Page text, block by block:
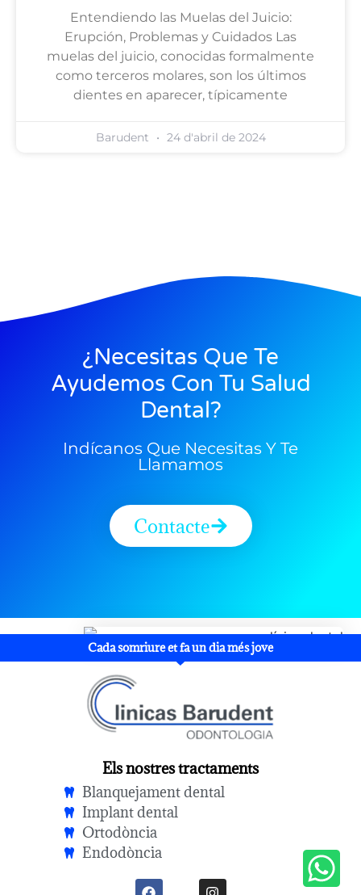
Entendiendo las Muelas del Juicio:
Erupción, Problemas y Cuidados Las
muelas del juicio, conocidas formalmente
como terceros molares, son los últimos
dientes en aparecer, típicamente
Barudent 24 d'abril de 2024
¿Necesitas Que Te
Ayudemos Con Tu Salud
Dental?
Indícanos Que Necesitas Y Te
Llamamos
Contacte
Cada somriure et fa un dia més jove
Els nostres tractaments
Blanquejament dental
Implant dental
Ortodòncia
Endodòncia